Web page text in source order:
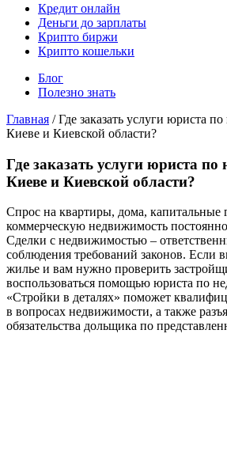
Кредит онлайн
Деньги до зарплаты
Крипто биржи
Крипто кошельки
Блог
Полезно знать
Главная / Где заказать услуги юриста
Киеве и Киевской области?
Где заказать услуги юриста
Киеве и Киевской области?
Спрос на квартиры, дома, капитальные
коммерческую недвижимость
Сделки с недвижимостью –
соблюдения требований законов. Если
жилье и вам нужно проверить
воспользоваться помощью юриста по
«Стройки в деталях» поможет
в вопросах недвижимости, а также
обязательства дольщика по